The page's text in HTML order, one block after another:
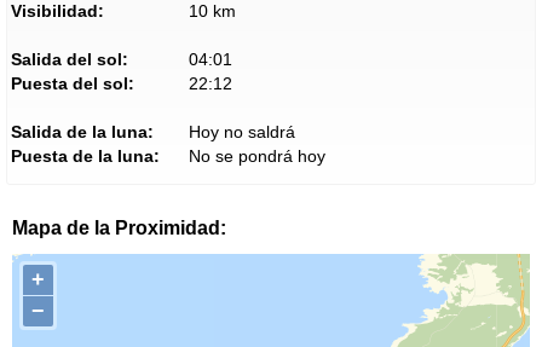
Visibilidad:
10 km
Salida del sol:
04:01
Puesta del sol:
22:12
Salida de la luna:
Hoy no saldrá
Puesta de la luna:
No se pondrá hoy
Mapa de la Proximidad:
+
−